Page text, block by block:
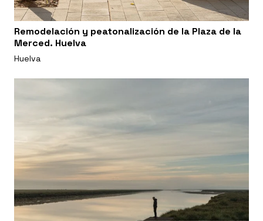
Remodelación y peatonalización de la Plaza de la
Merced. Huelva
Huelva